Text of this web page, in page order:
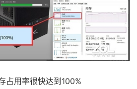
占用率很快达到100%